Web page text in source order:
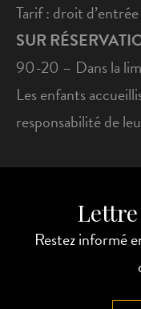
Tarif : droit
SUR
90-20 – Dans la
Les enfants
responsabilité de
Restez informé